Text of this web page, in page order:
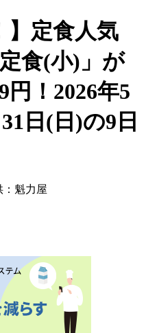
】定食人気
食(小)」が
！2026年5
日(日)の9日
：魁力屋